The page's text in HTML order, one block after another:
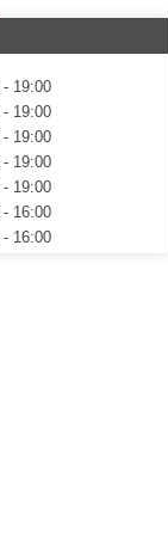
19:00
19:00
19:00
19:00
19:00
16:00
16:00